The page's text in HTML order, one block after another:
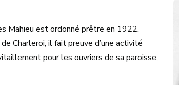
Mahieu est ordonné prêtre en 1922.
Charleroi, il fait preuve d’une activité
pour les ouvriers de sa paroisse,